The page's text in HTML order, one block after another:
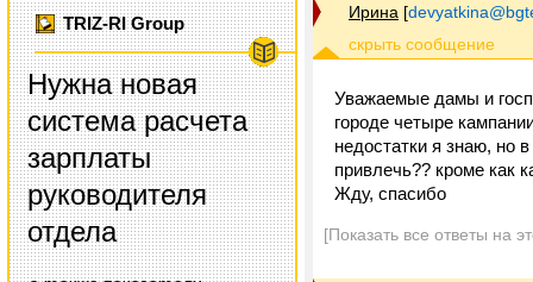
TRIZ-RI Group
Нужна новая
система расчета
зарплаты
руководителя
отдела
Ирина [
Уважаемые дамы и
городе четыре
недостатки я знаю, но
привлечь?? кроме как
Жду, спасибо
[Показать все ответы на